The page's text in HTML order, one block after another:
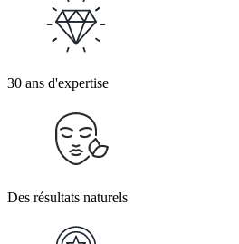
30 ans d'expertise
Des résultats naturels